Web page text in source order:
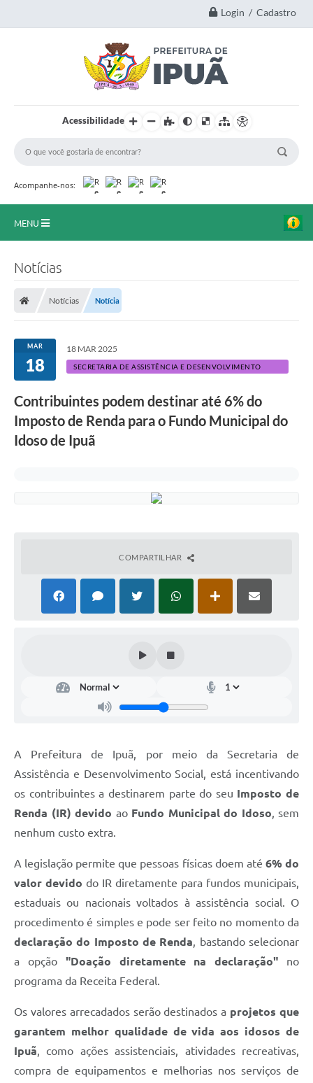
Login / Cadastro
Acessibilidade
Acompanhe-nos:
MENU
Imprensa Oficial
Editais
Outras Opções
Ouvidoria
Notícias
Contas Públicas
Serviços Online
Jornal
Agenda
Contato
Notícias
Notícias Notícia
MAR
18
18 MAR 2025
SECRETARIA DE ASSISTÊNCIA E DESENVOLVIMENTO
Contribuintes podem destinar até 6% do
Imposto de Renda para o Fundo Municipal do
Idoso de Ipuã
COMPARTILHAR
A Prefeitura de Ipuã, por meio da Secretaria de
Assistência e Desenvolvimento Social, está incentivando
os contribuintes a destinarem parte do seu Imposto de
Renda (IR) devido ao Fundo Municipal do Idoso, sem
nenhum custo extra.
A legislação permite que pessoas físicas doem até 6% do
valor devido do IR diretamente para fundos municipais,
estaduais ou nacionais voltados à assistência social. O
procedimento é simples e pode ser feito no momento da
declaração do Imposto de Renda, bastando selecionar
a opção "Doação diretamente na declaração" no
programa da Receita Federal.
Os valores arrecadados serão destinados a projetos que
garantem melhor qualidade de vida aos idosos de
Ipuã, como ações assistenciais, atividades recreativas,
compra de equipamentos e melhorias nos serviços de